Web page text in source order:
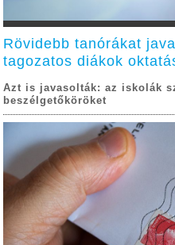
Rövidebb tanórákat
tagozatos diákok
Azt is javasolták: az iskolák
beszélgetőköröket